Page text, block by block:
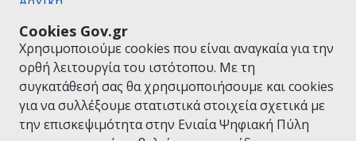
Cookies Gov.gr
Χρησιμοποιούμε cookies που είναι αναγκαία για την
ορθή λειτουργία του ιστότοπου. Με τη
συγκατάθεσή σας θα χρησιμοποιήσουμε και cookies
για να συλλέξουμε στατιστικά στοιχεία σχετικά με
την επισκεψιμότητα στην Ενιαία Ψηφιακή Πύλη
Όροι Χρήσης
Πολιτική Απορρήτου
Δήλωση προσβασιμότητας
Πολιτική cookies
Προτάσεις για το gov.gr
Υλοποίηση από το Υπουργείο Ψηφιακής